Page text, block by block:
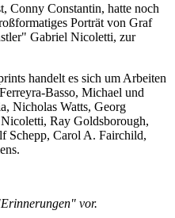
Conny Constantin, hatte noch
Porträt von Graf
Gabriel Nicoletti, zur
handelt es sich um Arbeiten
Basso, Michael und
Nicholas Watts, Georg
Ray Goldsborough,
Schepp, Carol A. Fairchild,
vor.